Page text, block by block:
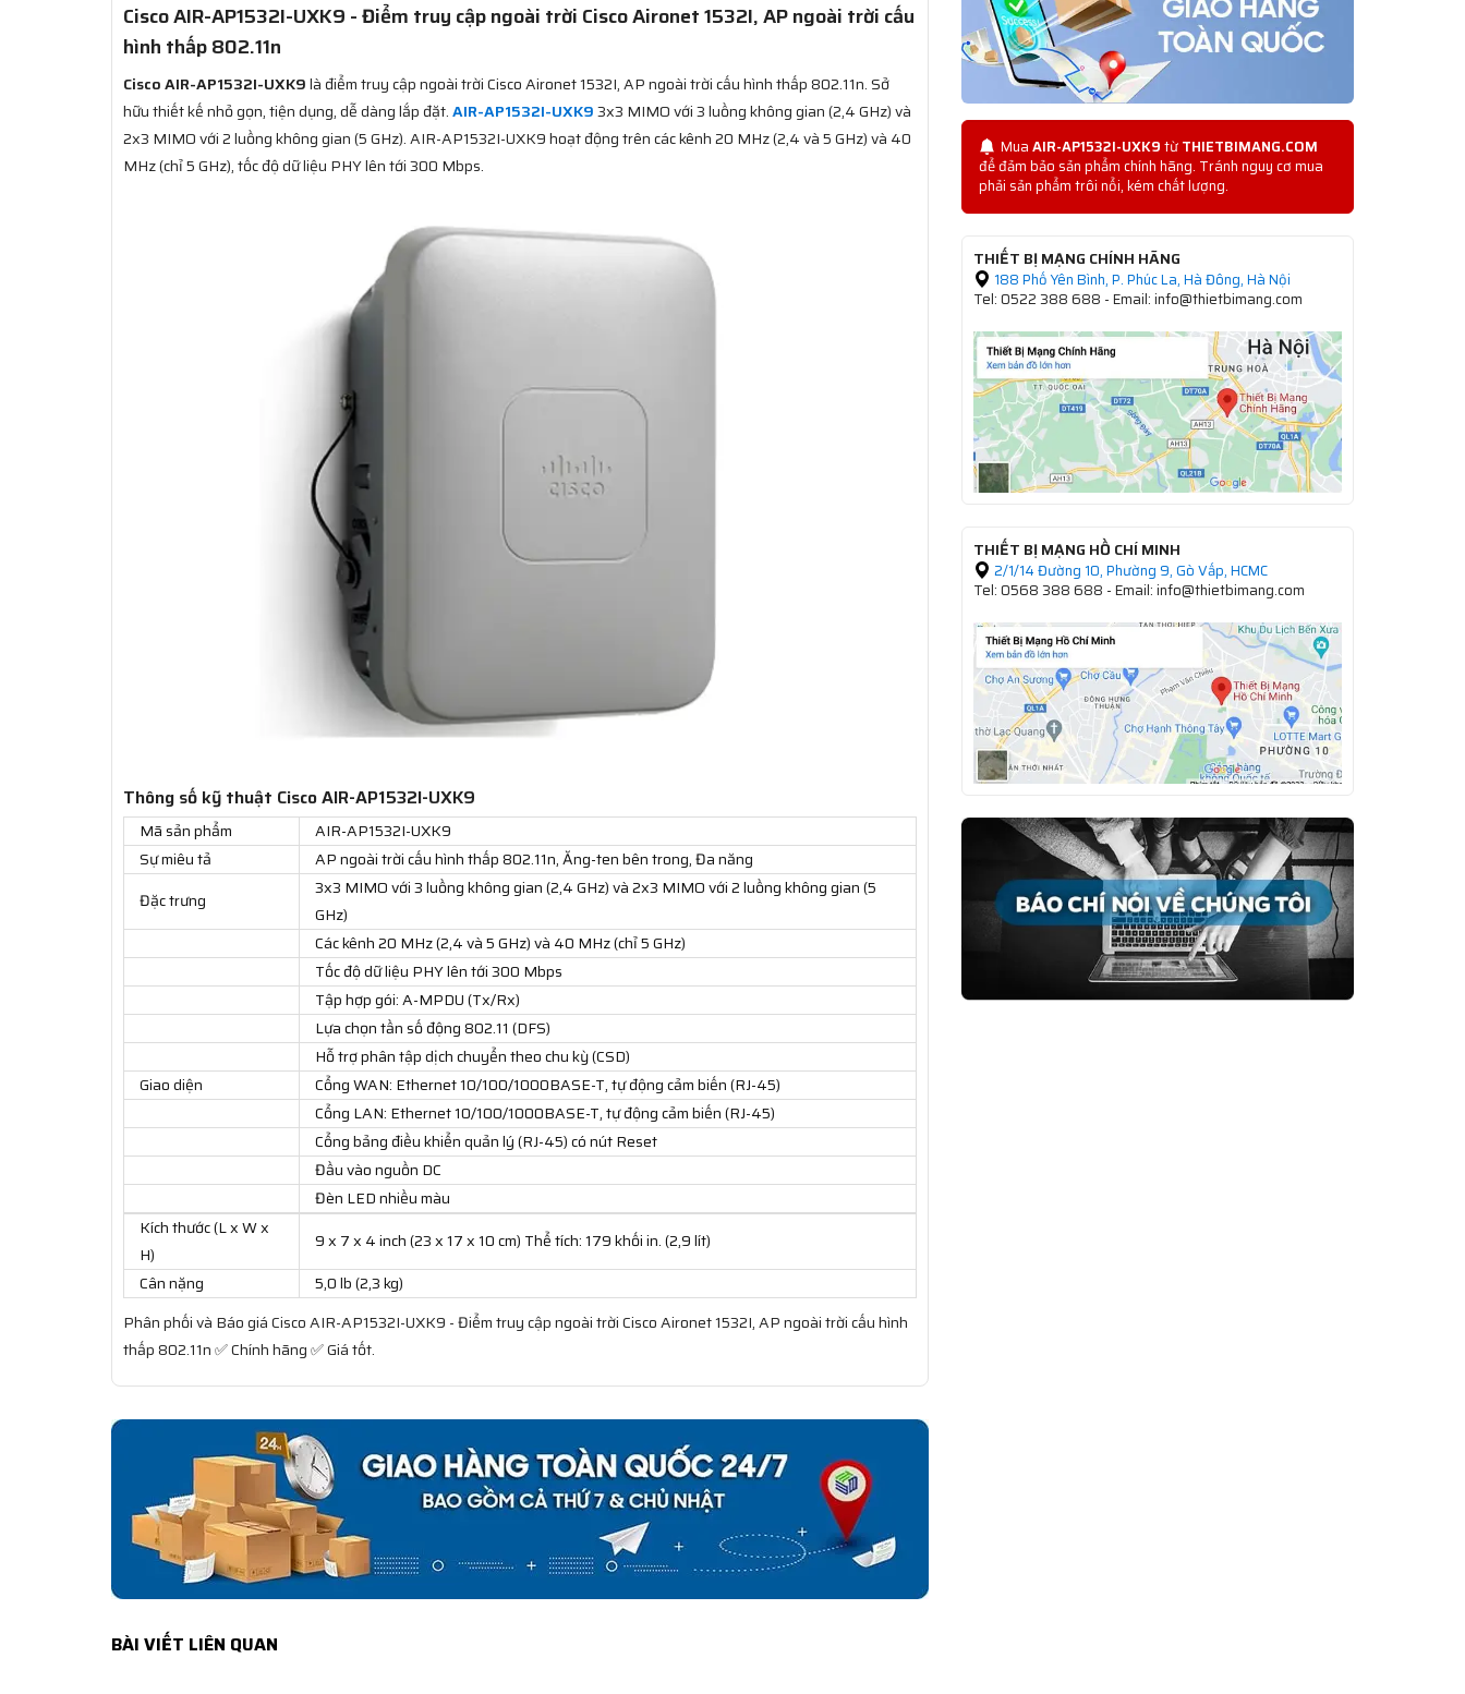
Cisco AIR-AP1532I-UXK9 - Điểm truy cập ngoài trời Cisco Aironet 1532I, AP ngoài trời cấu
hình thấp 802.11n
Cisco AIR-AP1532I-UXK9là điểm truy cập ngoài trời Cisco Aironet 1532I, AP ngoài trời cấu hình thấp 802.11n. Sở
hữu thiết kế nhỏ gọn, tiện dụng, dễ dàng lắp đặt.AIR-AP1532I-UXK93x3 MIMO với 3 luồng không gian (2,4 GHz) và
2x3 MIMO với 2 luồng không gian (5 GHz). AIR-AP1532I-UXK9 hoạt động trên các kênh 20 MHz (2,4 và 5 GHz) và 40
MHz (chỉ 5 GHz), tốc độ dữ liệu PHY lên tới 300 Mbps.
Thông số kỹ thuật Cisco AIR-AP1532I-UXK9
Mã sản phẩm
AIR-AP1532I-UXK9
Sự miêu tả
AP ngoài trời cấu hình thấp 802.11n, Ăng-ten bên trong, Đa năng
Đặc trưng
3x3 MIMO với 3 luồng không gian (2,4 GHz) và 2x3 MIMO với 2 luồng không gian (5
GHz)
Các kênh 20 MHz (2,4 và 5 GHz) và 40 MHz (chỉ 5 GHz)
Tốc độ dữ liệu PHY lên tới 300 Mbps
Tập hợp gói: A-MPDU (Tx/Rx)
Lựa chọn tần số động 802.11 (DFS)
Hỗ trợ phân tập dịch chuyển theo chu kỳ (CSD)
Giao diện
Cổng WAN: Ethernet 10/100/1000BASE-T, tự động cảm biến (RJ-45)
Cổng LAN: Ethernet 10/100/1000BASE-T, tự động cảm biến (RJ-45)
Cổng bảng điều khiển quản lý (RJ-45) có nút Reset
Đầu vào nguồn DC
Đèn LED nhiều màu
Kích thước (L x W x
H)
9 x 7 x 4 inch (23 x 17 x 10 cm) Thể tích: 179 khối in. (2,9 lít)
Cân nặng
5,0 lb (2,3 kg)
Phân phối và Báo giá Cisco AIR-AP1532I-UXK9 - Điểm truy cập ngoài trời Cisco Aironet 1532I, AP ngoài trời cấu hình
thấp 802.11n ✅ Chính hãng ✅ Giá tốt.
BÀI VIẾT LIÊN QUAN
MuaAIR-AP1532I-UXK9từTHIETBIMANG.COM
để đảm bảo sản phẩm chính hãng. Tránh nguy cơ mua
phải sản phẩm trôi nổi, kém chất lượng.
THIẾT BỊ MẠNG CHÍNH HÃNG
188 Phố Yên Bình, P. Phúc La, Hà Đông, Hà Nội
Tel: 0522 388 688 - Email: info@thietbimang.com
THIẾT BỊ MẠNG HỒ CHÍ MINH
2/1/14 Đường 10, Phường 9, Gò Vấp, HCMC
Tel: 0568 388 688 - Email: info@thietbimang.com